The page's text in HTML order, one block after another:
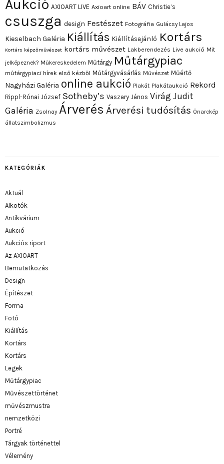
Aukció AXIOART LIVE Axioart online BÁV Christie’s
csuszga design Festészet Fotográfia Gulácsy Lajos
Kieselbach Galéria Kiállítás Kiállításajánló Kortárs
Kortárs képzőművészet kortárs művészet Lakberendezés Live aukció Mit
jelképeznek? Műkereskedelem Műtárgy Műtárgypiac
műtárgypiaci hírek első kézből Műtárgyvásárlás Művészet Műértő
Nagyházi Galéria online aukció Plakát Plakátaukció Rekord
Rippl-Rónai József Sotheby’s Vaszary János Virág Judit
Galéria Zsolnay Árverés Árverési tudósítás Önarckép
állatszimbolizmus
KATEGÓRIÁK
Aktuál
Alkotók
Antikvárium
Aukció
Aukciós riport
Az AXIOART
Bemutatkozás
Design
Építészet
Forma
Fotó
Kiállítás
Kortárs
Kortárs
Legek
Műtárgypiac
Művészettörténet
művészmustra
nemzetközi
Portré
Tárgyak történettel
Vélemény